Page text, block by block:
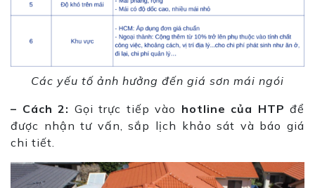
Các yếu tố ảnh hưởng đến giá sơn mái ngói
– Cách 2: Gọi trực tiếp vào hotline của HTP để
được nhận tư vấn, sắp lịch khảo sát và báo giá
chi tiết.